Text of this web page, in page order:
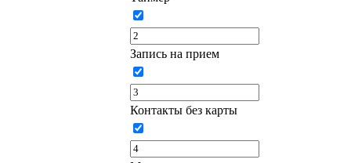
Запись на прием
Контакты без карты